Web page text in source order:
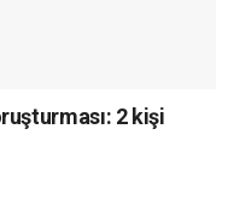
2 kişi